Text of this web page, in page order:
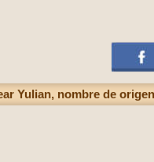
Yulian, nombre de